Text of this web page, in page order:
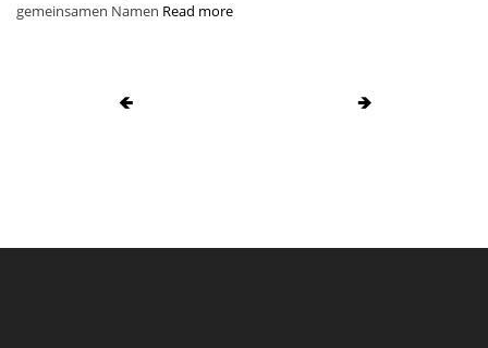
gemeinsamen Namen Read more
🡸 🡺